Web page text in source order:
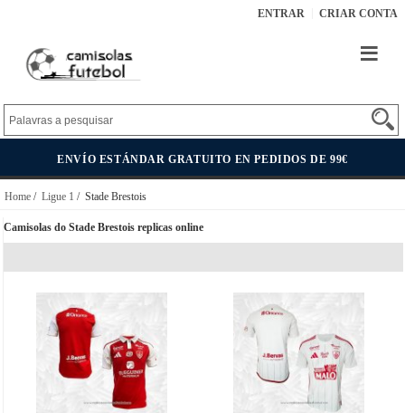
ENTRAR CRIAR CONTA
ENVÍO ESTÁNDAR GRATUITO EN PEDIDOS DE 99€
Home / Ligue 1 / Stade Brestois
Camisolas do Stade Brestois replicas online